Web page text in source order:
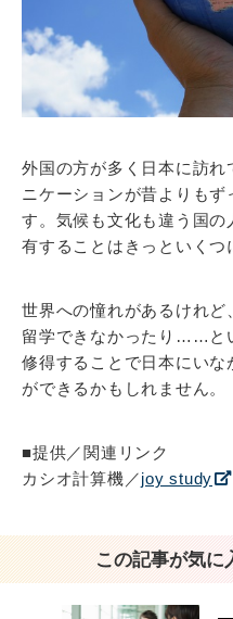
外国の方が多く日本に訪れ
ニケーションが昔よりもず
す。気候も文化も違う国
有することはきっといくつ
世界への憧れがあるけれど
留学できなかったり……と
修得することで日本にいな
ができるかもしれません。
■提供／関連リンク
カシオ計算機／joy study
この記事が気に